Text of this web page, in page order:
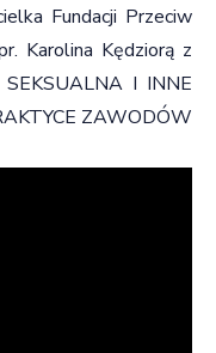
Fundacji Przeciw
Karolina Kędziorą z
I INNE
ZAWODÓW